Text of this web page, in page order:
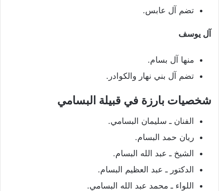
تضم آل عابس.
آل يوسف
منها آل بسام.
تضم آل بني نهار والكوادر.
شخصيات بارزة في قبيلة البسامي
الفنان ـ سليمان البسامي.
ريان حمد البسام.
الشيخ ـ عبد الله البسام.
الدكتور ـ عبد العظيم البسام.
اللواء ـ محمد عبد الله البسامي.